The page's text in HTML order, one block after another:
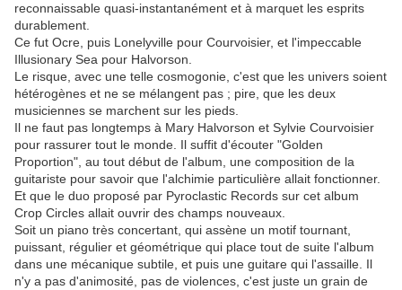
reconnaissable quasi-instantanément et à marquet les esprits
durablement.
Ce fut Ocre, puis Lonelyville pour Courvoisier, et l'impeccable
Illusionary Sea pour Halvorson.
Le risque, avec une telle cosmogonie, c'est que les univers soient
hétérogènes et ne se mélangent pas ; pire, que les deux
musiciennes se marchent sur les pieds.
Il ne faut pas longtemps à Mary Halvorson et Sylvie Courvoisier
pour rassurer tout le monde. Il suffit d'écouter "Golden
Proportion", au tout début de l'album, une composition de la
guitariste pour savoir que l'alchimie particulière allait fonctionner.
Et que le duo proposé par Pyroclastic Records sur cet album
Crop Circles allait ouvrir des champs nouveaux.
Soit un piano très concertant, qui assène un motif tournant,
puissant, régulier et géométrique qui place tout de suite l'album
dans une mécanique subtile, et puis une guitare qui l'assaille. Il
n'y a pas d'animosité, pas de violences, c'est juste un grain de